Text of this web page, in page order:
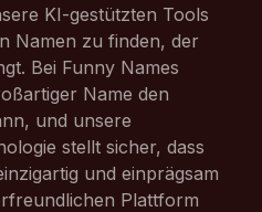
KI-gestützten Tools
Namen zu finden, der
Bei Funny Names
Name den
und unsere
stellt sicher, dass
und einprägsam
Plattform